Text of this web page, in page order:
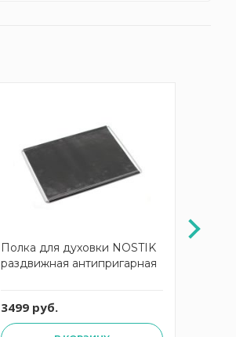
Полка для духовки NOSTIK
раздвижная антипригарная
3499 руб.